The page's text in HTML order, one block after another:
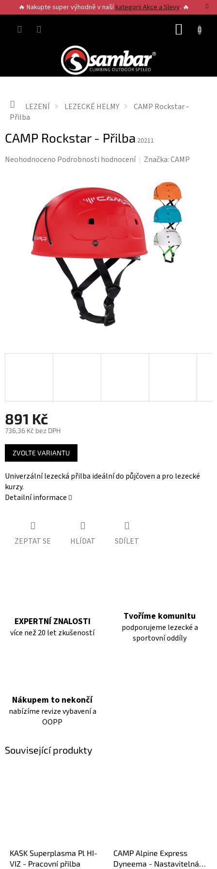
na
obsah
🔥 Nakupte super výhodně v našíkategorii Akce a Slevy. 🔥
Domů
LEZENÍ LEZECKÉ HELMY
CAMP Rockstar -
Přilba
CAMP Rockstar - Přilba 20211
Průměrné
hvězdiček.
Neohodnoceno Podrobnosti hodnocení Značka:CAMP
891 Kč
736,36 Kč bez DPH
Měrná
cena:
ZVOLTE VARIANTU
Univerzální lezecká přilba ideální do půjčoven a pro lezecké
kurzy.
Detailní informace
ZEPTAT SE HLÍDAT SDÍLET
EXPERTNÍ ZNALOSTI
více než 20 let zkušeností
Tvoříme komunitu
podporujeme lezecké a
sportovní oddíly
Nákupem to nekončí
nabízíme revize vybavení a
OOPP
Související produkty
KASK Superplasma Pl HI-
VIZ - Pracovní přilba
CAMP Alpine Express
Dyneema - Nastavitelná